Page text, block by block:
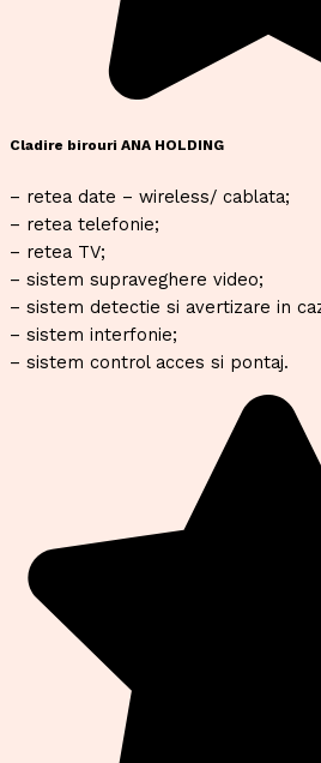
Cladire birouri ANA HOLDING
– retea date – wireless/ cablata;
– retea telefonie;
– retea TV;
– sistem supraveghere video;
– sistem detectie si avertizare in
– sistem interfonie;
– sistem control acces si pontaj.